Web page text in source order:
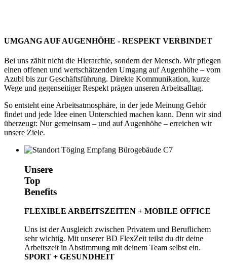
UMGANG AUF AUGENHÖHE - RESPEKT VERBINDET
Bei uns zählt nicht die Hierarchie, sondern der Mensch. Wir pflegen
einen offenen und wertschätzenden Umgang auf Augenhöhe – vom
Azubi bis zur Geschäftsführung. Direkte Kommunikation, kurze
Wege und gegenseitiger Respekt prägen unseren Arbeitsalltag.
So entsteht eine Arbeitsatmosphäre, in der jede Meinung Gehör
findet und jede Idee einen Unterschied machen kann. Denn wir sind
überzeugt: Nur gemeinsam – und auf Augenhöhe – erreichen wir
unsere Ziele.
Unsere
Top
Benefits
FLEXIBLE ARBEITSZEITEN + MOBILE OFFICE
Uns ist der Ausgleich zwischen Privatem und Beruflichem
sehr wichtig. Mit unserer BD FlexZeit teilst du dir deine
Arbeitszeit in Abstimmung mit deinem Team selbst ein.
SPORT + GESUNDHEIT